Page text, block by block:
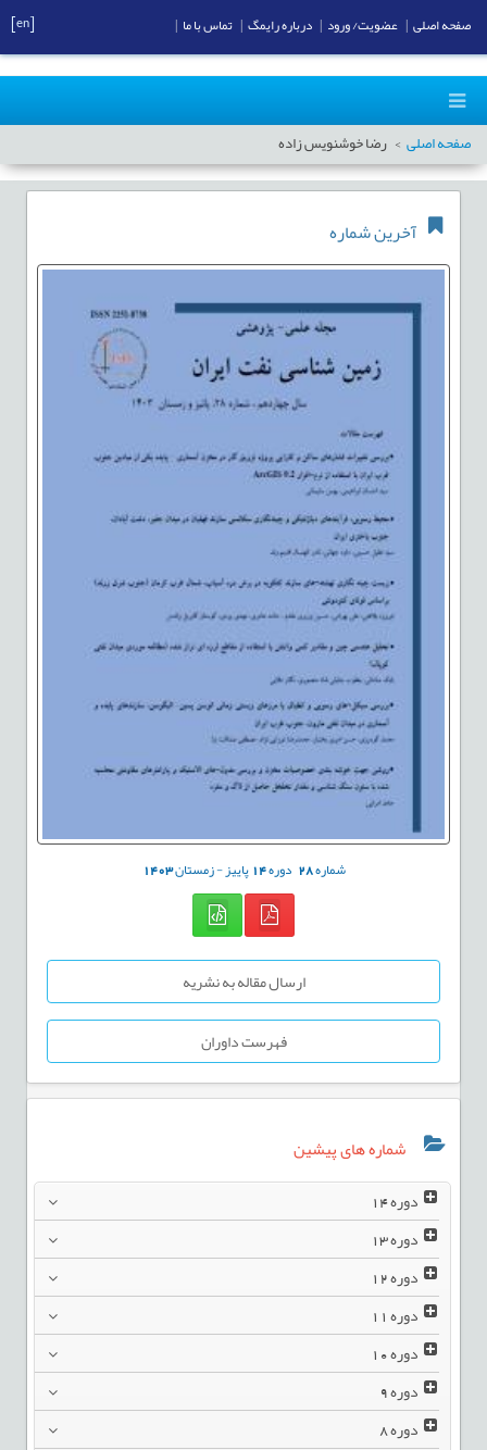
صفحه اصلی رضا خوشنویس زاده
آخرین شماره
شماره28 دوره14پاییز - زمستان1403
ارسال مقاله به نشریه
فهرست داوران
شماره های پیشین
دوره14
دوره13
دوره12
دوره11
دوره10
دوره9
دوره8
صفحه اصلی عضویت/ ورود درباره رایمگ تماس با ما